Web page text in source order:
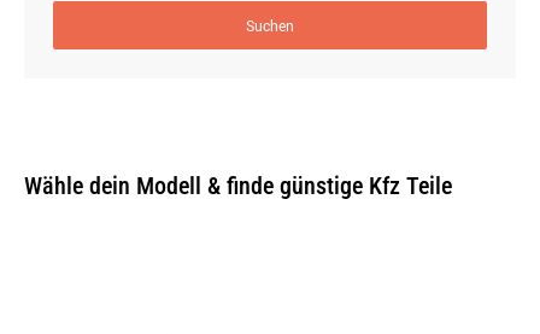
Suchen
Wähle dein Modell & finde günstige Kfz Teile